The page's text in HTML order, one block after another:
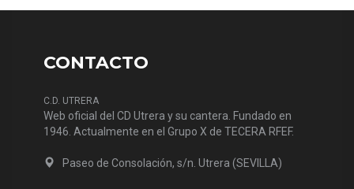
CONTACTO
C.D. UTRERA
Web oficial del CD Utrera y su cantera. Fundado en
1946. Actualmente en el Grupo X de TECERA RFEF.
Paseo de Consolación, s/n. Utrera (SEVILLA)